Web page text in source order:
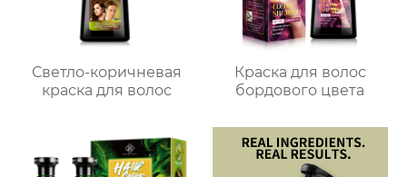
Светло-коричневая
краска для волос
Краска для волос
бордового цвета